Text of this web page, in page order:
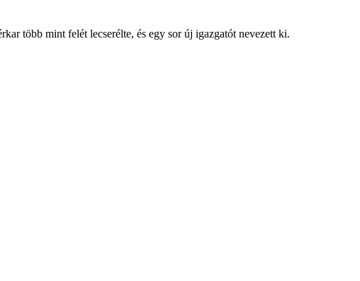
több mint felét lecserélte, és egy sor új igazgatót nevezett ki.